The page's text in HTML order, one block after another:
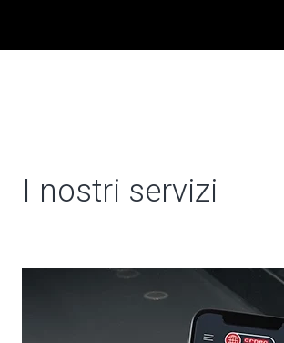
I nostri servizi